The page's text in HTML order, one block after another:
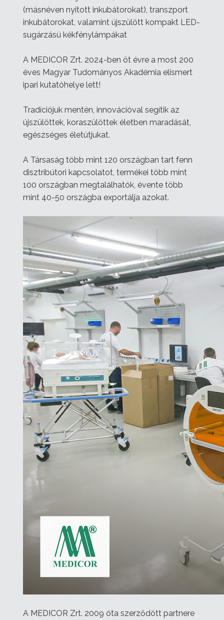
(másnéven nyitott inkubátorokat), transzport
inkubátorokat, valamint újszülött kompakt LED-
sugárzású kékfénylámpákat
A MEDICOR Zrt. 2024-ben öt évre a most 200
éves Magyar Tudományos Akadémia elismert
ipari kutatóhelye lett!
Tradíciójuk mentén, innovációval segítik az
újszülöttek, koraszülöttek életben maradását,
egészséges életútjukat.
A Társaság több mint 120 országban tart fenn
disztribútori kapcsolatot, termékei több mint
100 országban megtalálhatók, évente több
mint 40-50 országba exportálja azokat.
A MEDICOR Zrt. 2009 óta szerződött partnere